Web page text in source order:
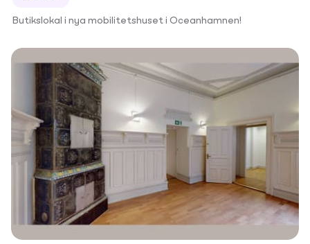
Butikslokal i nya mobilitetshuset i Oceanhamnen!